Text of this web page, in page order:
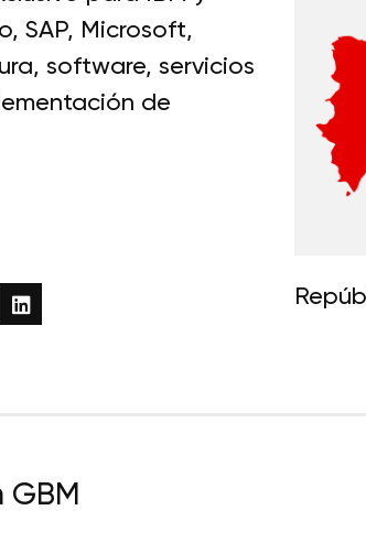
SAP, Microsoft,
software, servicios
de
GBM